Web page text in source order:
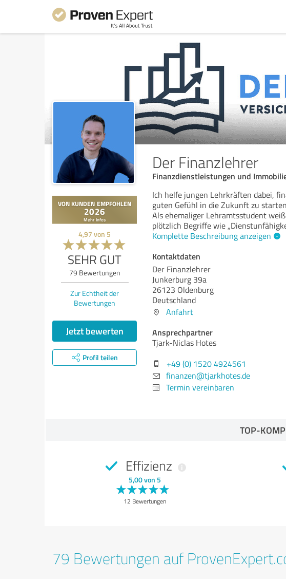
Der Finanzlehrer
Finanzdienstleistungen und
4,97 von 5
SEHR GUT
79 Bewertungen
Zur Echtheit der
Bewertungen
Jetzt bewerten
Profil teilen
Ich helfe jungen Lehrkräften dabei,
guten Gefühl in die Zukunft zu
Als ehemaliger Lehramtsstudent
plötzlich Begriffe wie
Komplette Beschreibung anzeigen
Kontaktdaten
Der Finanzlehrer
Junkerburg 39a
26123 Oldenburg
Deutschland
Anfahrt
Ansprechpartner
Tjark-Niclas Hotes
+49 (0) 1520 4924561
finanzen@tjarkhotes.de
Termin vereinbaren
TOP-
Effizienz
5,00 von 5
12 Bewertungen
79 Bewertungen auf